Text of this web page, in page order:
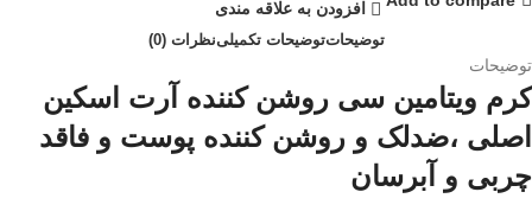
افزودن به علاقه مندی
توضیحاتتوضیحات تکمیلینظرات (0)
توضیحات
کرم ویتامین سی روشن کننده آرت اسکین
اصلی ،ضدلک و روشن کننده پوست و فاقد
چربی و آبرسان